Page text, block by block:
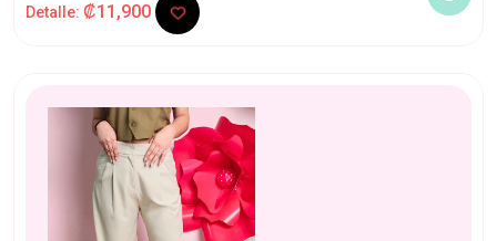
Detalle: ₡11,900